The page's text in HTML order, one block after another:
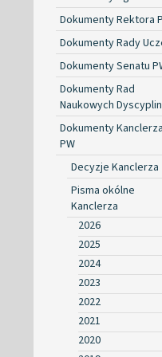
Dokumenty Rektora
Dokumenty Rady
Dokumenty Senatu
Dokumenty Rad
Naukowych Dyscyplin
Dokumenty Kanclerza
PW
Decyzje Kanclerza
Pisma okólne
Kanclerza
2026
2025
2024
2023
2022
2021
2020